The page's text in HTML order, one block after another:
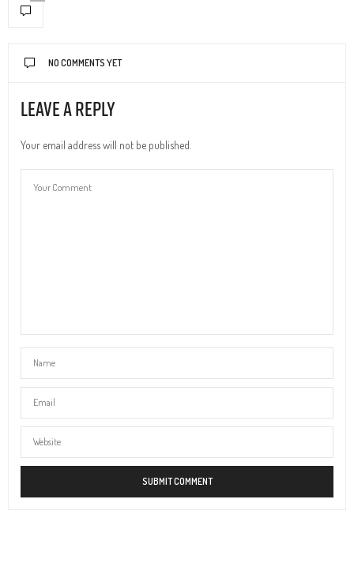
NO COMMENTS YET
Leave a Reply
Your email address will not be published.